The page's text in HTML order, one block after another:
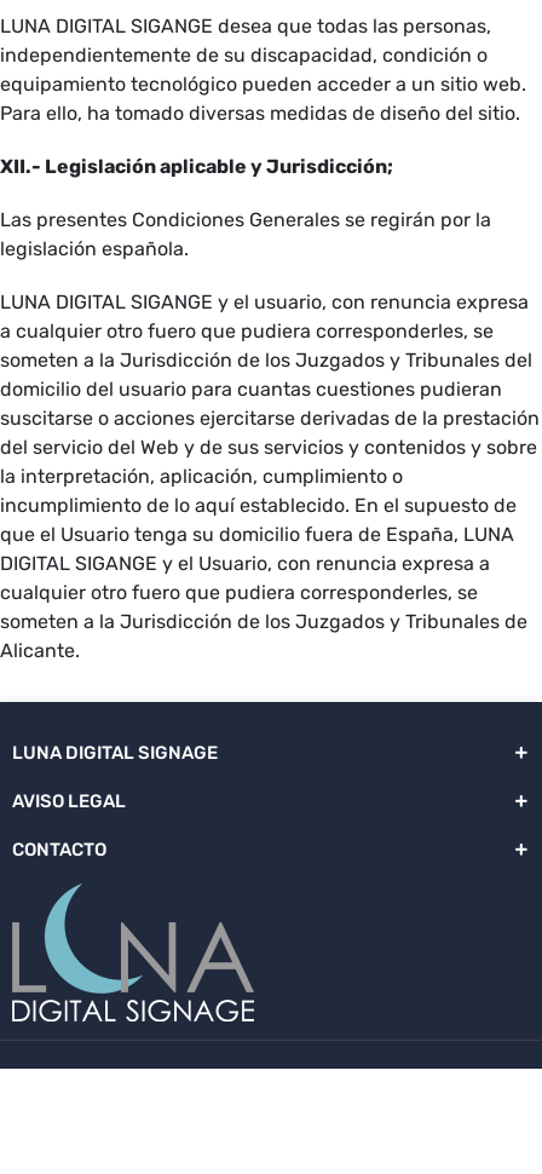
LUNA DIGITAL SIGANGE desea que todas las personas,
independientemente de su discapacidad, condición o
equipamiento tecnológico pueden acceder a un sitio web.
Para ello, ha tomado diversas medidas de diseño del sitio.
XII.- Legislación aplicable y Jurisdicción;
Las presentes Condiciones Generales se regirán por la
legislación española.
LUNA DIGITAL SIGANGE y el usuario, con renuncia expresa
a cualquier otro fuero que pudiera corresponderles, se
someten a la Jurisdicción de los Juzgados y Tribunales del
domicilio del usuario para cuantas cuestiones pudieran
suscitarse o acciones ejercitarse derivadas de la prestación
del servicio del Web y de sus servicios y contenidos y sobre
la interpretación, aplicación, cumplimiento o
incumplimiento de lo aquí establecido. En el supuesto de
que el Usuario tenga su domicilio fuera de España, LUNA
DIGITAL SIGANGE y el Usuario, con renuncia expresa a
cualquier otro fuero que pudiera corresponderles, se
someten a la Jurisdicción de los Juzgados y Tribunales de
Alicante.
LUNA DIGITAL SIGNAGE
AVISO LEGAL
CONTACTO